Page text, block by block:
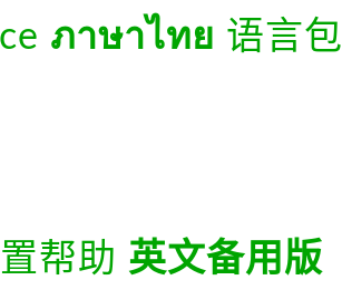
ภาษาไทย 语言包
帮助 英文备用版